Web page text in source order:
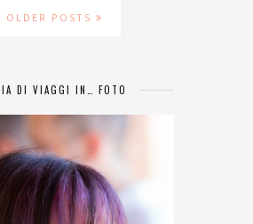
OLDER POSTS
DI VIAGGI IN… FOTO